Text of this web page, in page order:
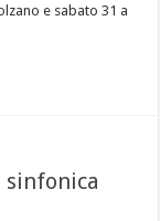
e sabato 31 a